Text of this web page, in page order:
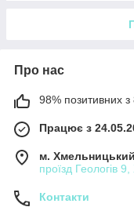
Про нас
98% позитивних з
Працює з
м. Хмельницький
проїзд Геологів
Контакти